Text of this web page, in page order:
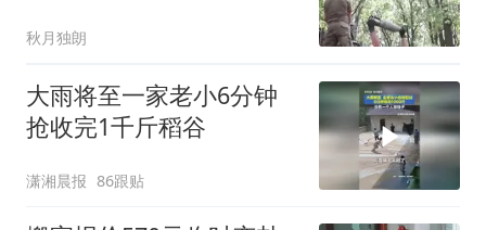
秋月独朗
大雨将至一家老小6分钟
抢收完1千斤稻谷
潇湘晨报 86跟贴